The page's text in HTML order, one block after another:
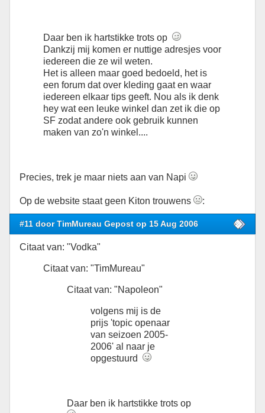
Daar ben ik hartstikke trots op
Dankzij mij komen er nuttige adresjes voor
iedereen die ze wil weten.
Het is alleen maar goed bedoeld, het is
een forum dat over kleding gaat en waar
iedereen elkaar tips geeft. Nou als ik denk
hey wat een leuke winkel dan zet ik die op
SF zodat andere ook gebruik kunnen
maken van zo'n winkel....
Precies, trek je maar niets aan van Napi
Op de website staat geen Kiton trouwens :
#11 door TimMureau Gepost op 15 Aug 2006
Citaat van: "Vodka"
Citaat van: "TimMureau"
Citaat van: "Napoleon"
volgens mij is de
prijs 'topic openaar
van seizoen 2005-
2006' al naar je
opgestuurd
Daar ben ik hartstikke trots op